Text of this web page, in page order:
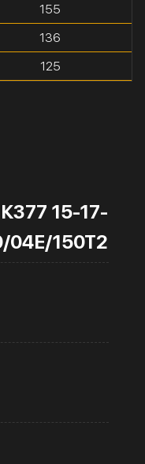
155
136
125
К377 15-17-
04Е/150Т2